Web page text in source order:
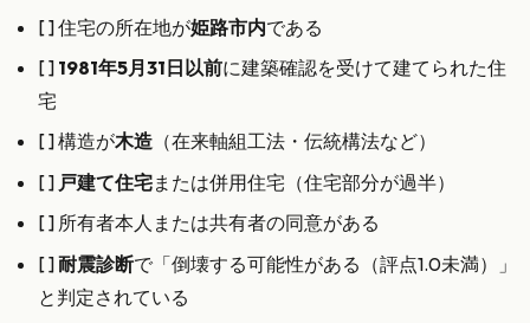
[ ] 住宅の所在地が姫路市内である
[ ] 1981年5月31日以前に建築確認を受けて建てられた住
宅
[ ] 構造が木造 （在来軸組工法・伝統構法など）
[ ] 戸建て住宅または併用住宅（住宅部分が過半）
[ ] 所有者本人または共有者の同意がある
[ ]耐震診断で「倒壊する可能性がある（評点1.0未満）」
と判定されている